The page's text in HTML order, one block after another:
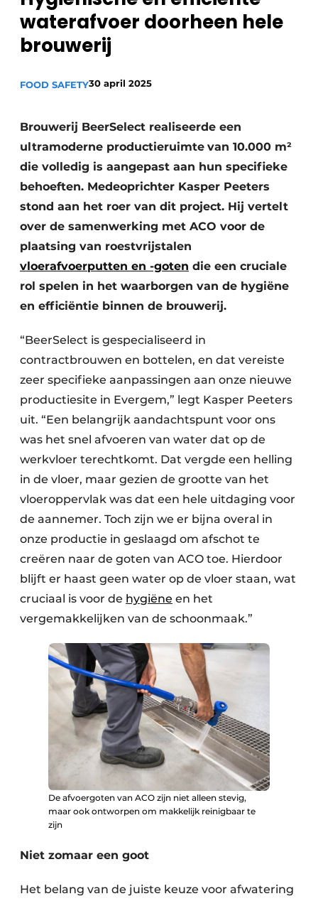
Privacy / Cookie statement
Vacature aanmelden
Video’s
waterafvoer doorheen hele
brouwerij
FOOD SAFETY30 april 2025
Brouwerij BeerSelect realiseerde een
ultramoderne productieruimte van 10.000 m²
die volledig is aangepast aan hun specifieke
behoeften. Medeoprichter Kasper Peeters
stond aan het roer van dit project. Hij vertelt
over de samenwerking met ACO voor de
plaatsing van roestvrijstalen
vloerafvoerputten en -goten die een cruciale
rol spelen in het waarborgen van de hygiëne
en efficiëntie binnen de brouwerij.
“BeerSelect is gespecialiseerd in
contractbrouwen en bottelen, en dat vereiste
zeer specifieke aanpassingen aan onze nieuwe
productiesite in Evergem,” legt Kasper Peeters
uit. “Een belangrijk aandachtspunt voor ons
was het snel afvoeren van water dat op de
werkvloer terechtkomt. Dat vergde een helling
in de vloer, maar gezien de grootte van het
vloeroppervlak was dat een hele uitdaging voor
de aannemer. Toch zijn we er bijna overal in
onze productie in geslaagd om afschot te
creëren naar de goten van ACO toe. Hierdoor
blijft er haast geen water op de vloer staan, wat
cruciaal is voor de hygiëne en het
vergemakkelijken van de schoonmaak.”
De afvoergoten van ACO zijn niet alleen stevig,
maar ook ontworpen om makkelijk reinigbaar te
zijn
Niet zomaar een goot
Het belang van de juiste keuze voor afwatering